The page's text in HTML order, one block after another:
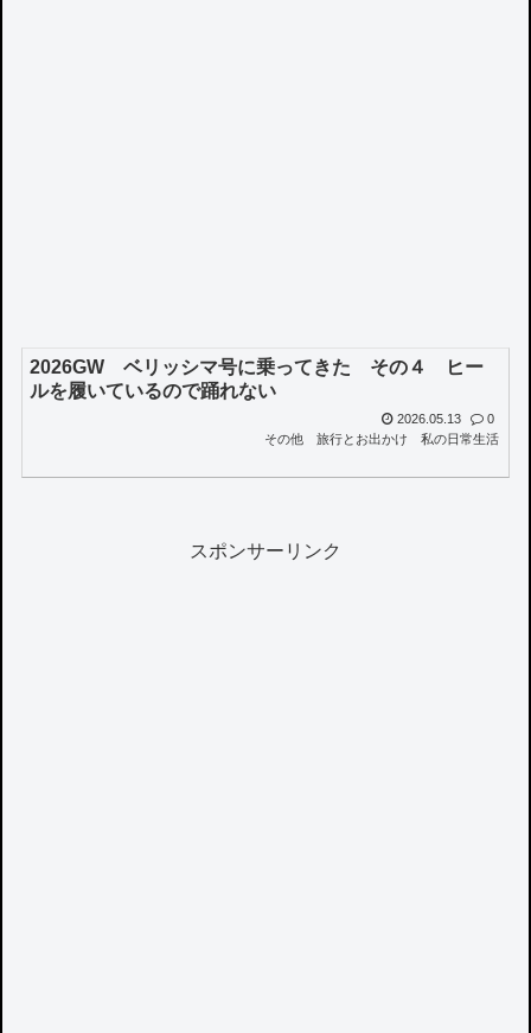
2026GW ベリッシマ号に乗ってきた その４ ヒー
ルを履いているので踊れない
2026.05.13
0
その他
旅行とお出かけ 私の日常生活
スポンサーリンク